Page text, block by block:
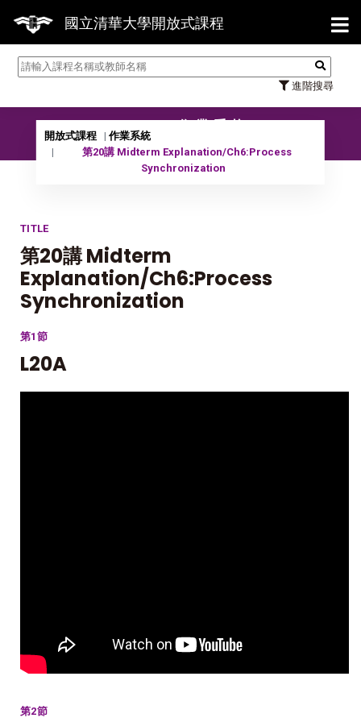
國立清華大學開放式課程
進階搜尋
【7/
10501 作業系統
開放式課程
作業系統
第20講 Midterm Explanation/Ch6:Process
Synchronization
TITLE
第20講 Midterm
Explanation/Ch6:Process
Synchronization
第1節
L20A
第2節